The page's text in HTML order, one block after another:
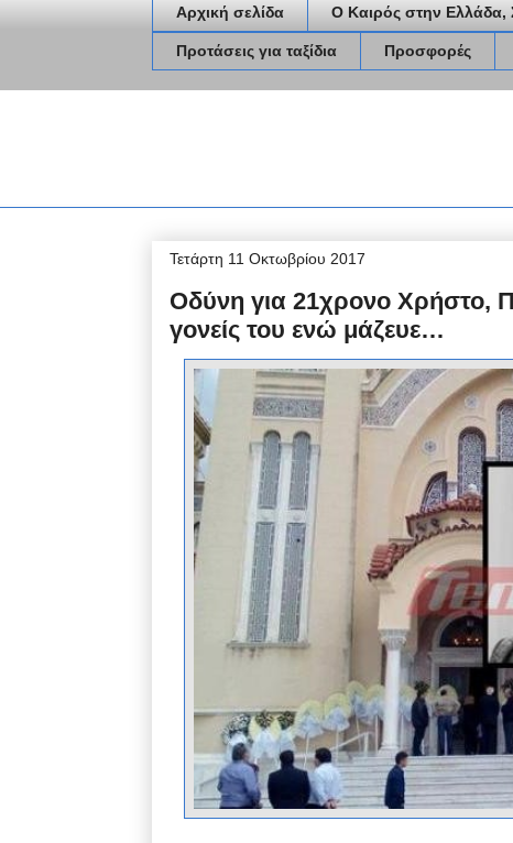
Αρχική σελίδα Ο Καιρός στην Ελλάδα,
Προτάσεις για ταξίδια Προσφορές
Τετάρτη 11 Οκτωβρίου 2017
Οδύνη για 21χρονο Χρήστο,
γονείς του ενώ μάζευε…